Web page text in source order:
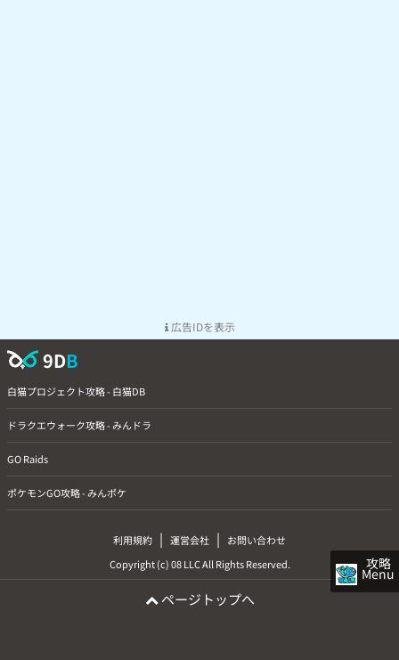
攻略
Menu
広告IDを表示
9DB
白猫プロジェクト攻略 - 白猫DB
ドラクエウォーク攻略 - みんドラ
GO Raids
ポケモンGO攻略 - みんポケ
利用規約 | 運営会社 |
お問い合わせ
Copyright (c) 08 LLC All Rights Reserved.
ページトップへ